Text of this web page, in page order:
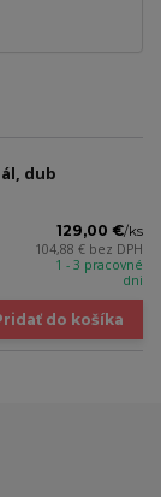
dub
129,00 €/ks
104,88 € bez DPH
1 - 3 pracovné
dni
do košíka